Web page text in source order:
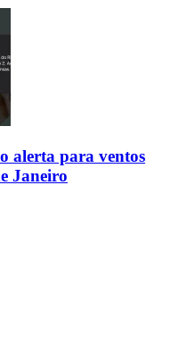
alerta para ventos
Janeiro